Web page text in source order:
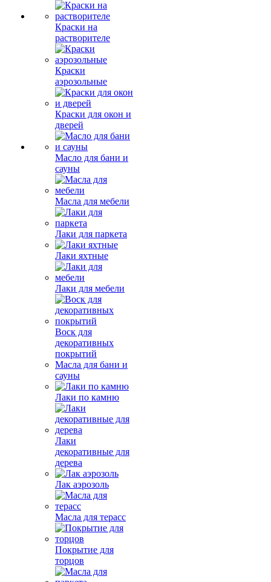
Краски на
растворителе
Краски
аэрозольные
Краски для окон и
дверей
Масло для бани и
сауны
Масла для мебели
Лаки для паркета
Лаки яхтные
Лаки для мебели
Воск для
декоративных
покрытий
Масла для бани и
сауны
Лаки по камню
Лаки
декоративные для
дерева
Лак аэрозоль
Масла для терасс
Покрытие для
торцов